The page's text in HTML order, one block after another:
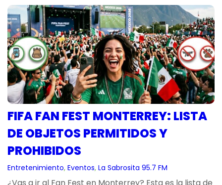
FIFA FAN FEST MONTERREY: LISTA
DE OBJETOS PERMITIDOS Y
PROHIBIDOS
Entretenimiento, Eventos, La Sabrosita 95.7 FM